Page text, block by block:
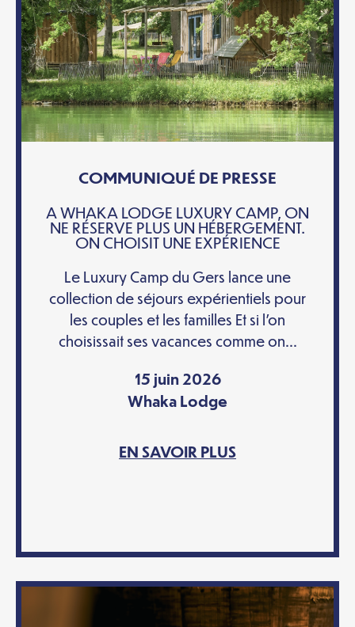
COMMUNIQUÉ DE PRESSE
A WHAKA LODGE LUXURY CAMP, ON
NE RÉSERVE PLUS UN HÉBERGEMENT.
ON CHOISIT UNE EXPÉRIENCE
Le Luxury Camp du Gers lance une
collection de séjours expérientiels pour
les couples et les familles Et si l’on
choisissait ses vacances comme on...
15 juin 2026
Whaka Lodge
EN SAVOIR PLUS